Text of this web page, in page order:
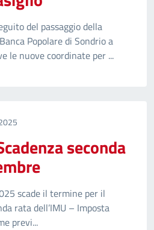
del passaggio della
Popolare di Sondrio a
le nuove coordinate per ...
seconda
scade il termine per il
rata dell’IMU – Imposta
previ...